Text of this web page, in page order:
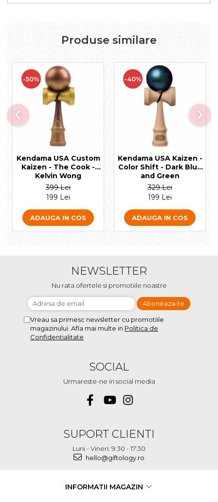
Produse similare
-50%
Kendama USA Custom
Kaizen - The Cook -
Kelvin Wong
399 Lei
199 Lei
ADAUGA IN COS
-40%
Kendama USA Kaizen -
Color Shift - Dark Blue
and Green
329 Lei
199 Lei
ADAUGA IN COS
NEWSLETTER
Nu rata ofertele si promotiile noastre
Vreau sa primesc newsletter cu promotiile
magazinului. Afla mai multe in Politica de
Confidentialitate
SOCIAL
Urmareste-ne in social media
SUPORT CLIENTI
Luni - Vineri: 9:30 - 17:30
hello@giftology.ro
INFORMATII MAGAZIN